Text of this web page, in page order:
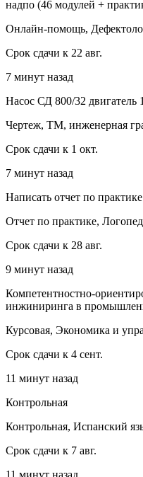
надпо (46 модулей +
Онлайн-помощь,
Срок сдачи к 22 авг.
7 минут назад
Насос СД 800/32 двигатель
Чертеж, ТМ, инженерная
Срок сдачи к 1 окт.
7 минут назад
Написать отчет по практике
Отчет по практике,
Срок сдачи к 28 авг.
9 минут назад
Компетентностно-
инжиниринга в
Курсовая, Экономика и
Срок сдачи к 4 сент.
11 минут назад
Контрольная
Контрольная, Испанский
Срок сдачи к 7 авг.